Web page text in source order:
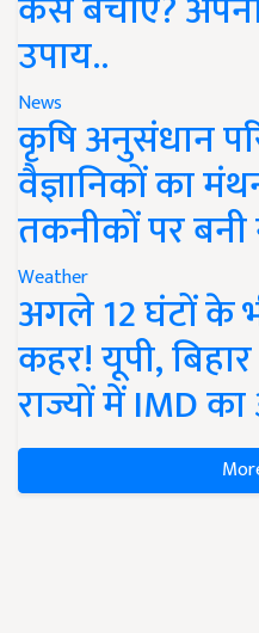
उपाय..
News
कृषि अनुसंधान
वैज्ञानिकों का
तकनीकों पर
Weather
अगले 12 घंटों के
कहर! यूपी,
राज्यों में IMD